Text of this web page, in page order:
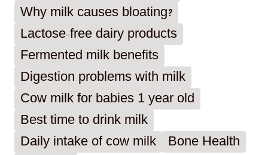
Why milk causes bloating?
Lactose-free dairy products
Fermented milk benefits
Digestion problems with milk
Cow milk for babies 1 year old
Best time to drink milk
Daily intake of cow milk
Bone Health